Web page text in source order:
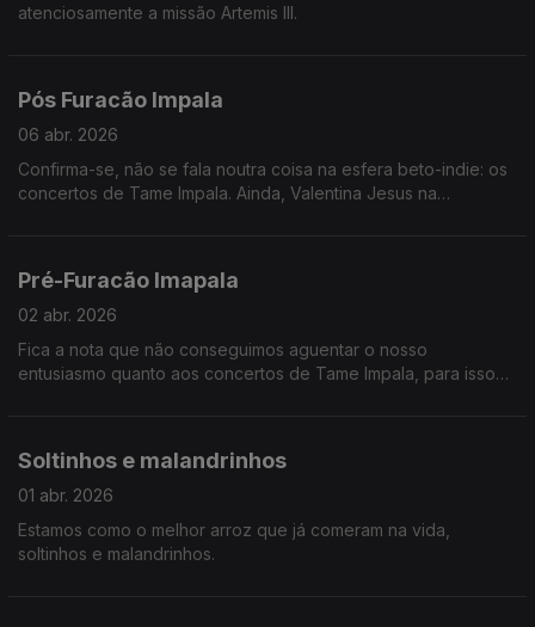
atenciosamente a missão Artemis III.
Pós Furacão Impala
06 abr. 2026
Confirma-se, não se fala noutra coisa na esfera beto-indie: os
concertos de Tame Impala. Ainda, Valentina Jesus na
Pré-Furacão Imapala
02 abr. 2026
Fica a nota que não conseguimos aguentar o nosso
entusiasmo quanto aos concertos de Tame Impala, para isso
Soltinhos e malandrinhos
01 abr. 2026
Estamos como o melhor arroz que já comeram na vida,
soltinhos e malandrinhos.